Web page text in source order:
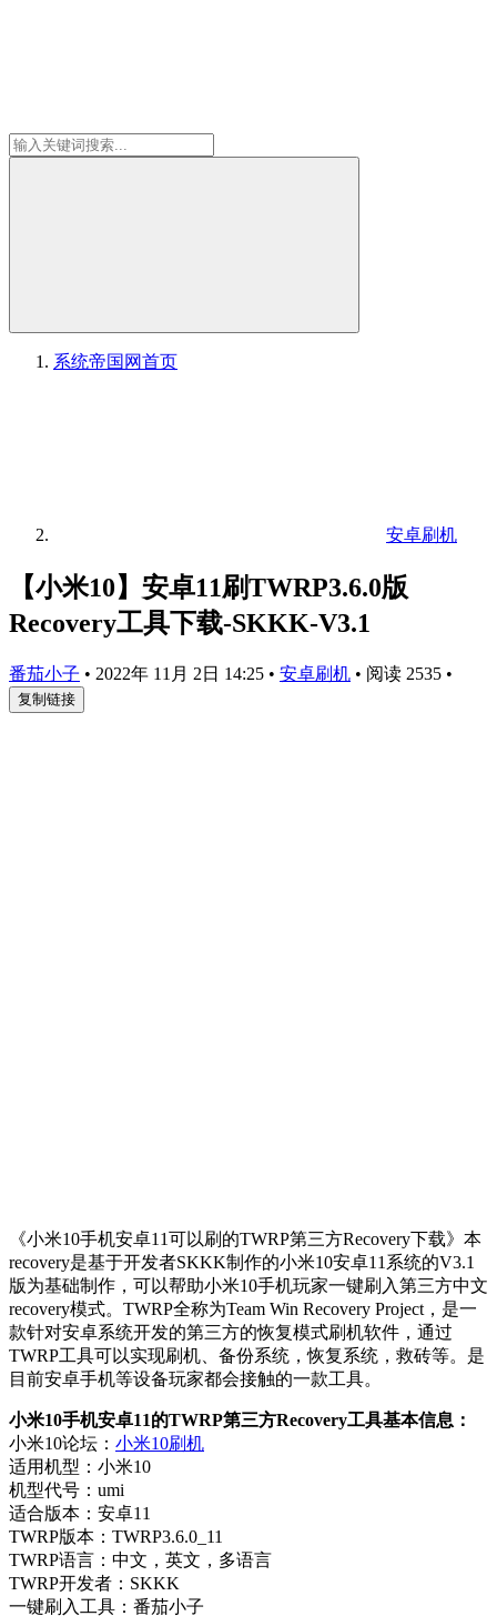
系统帝国网首页
安卓刷机
【小米10】安卓11刷TWRP3.6.0版
Recovery工具下载-SKKK-V3.1
番茄小子 • 2022年 11月 2日 14:25 • 安卓刷机 • 阅读 2535 •
复制链接
《小米10手机安卓11可以刷的TWRP第三方Recovery下载》本
recovery是基于开发者SKKK制作的小米10安卓11系统的V3.1
版为基础制作，可以帮助小米10手机玩家一键刷入第三方中文
recovery模式。TWRP全称为Team Win Recovery Project，是一
款针对安卓系统开发的第三方的恢复模式刷机软件，通过
TWRP工具可以实现刷机、备份系统，恢复系统，救砖等。是
目前安卓手机等设备玩家都会接触的一款工具。
小米10手机安卓11的TWRP第三方Recovery工具基本信息：
小米10论坛： 小米10刷机
适用机型：小米10
机型代号：umi
适合版本：安卓11
TWRP版本：TWRP3.6.0_11
TWRP语言：中文，英文，多语言
TWRP开发者：SKKK
一键刷入工具：番茄小子